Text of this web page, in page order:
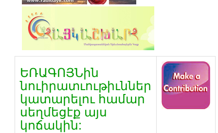
ԵՌԱԳՈՅՆին
նուիրատւութիւններ
կատարելու համար
սեղմեցէք այս
կոճակին: